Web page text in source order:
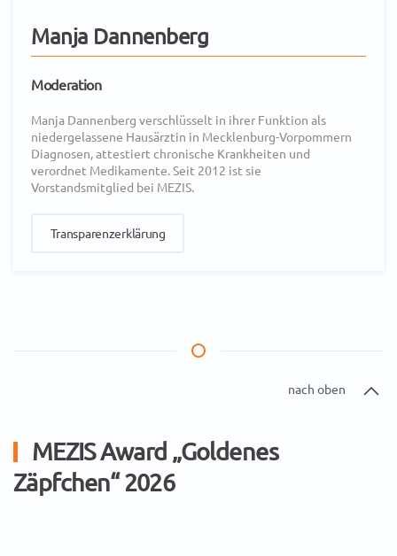
Manja Dannenberg
Moderation
Manja Dannenberg verschlüsselt in ihrer Funktion als
niedergelassene Hausärztin in Mecklenburg-Vorpommern
Diagnosen, attestiert chronische Krankheiten und
verordnet Medikamente. Seit 2012 ist sie
Vorstandsmitglied bei MEZIS.
Transparenzerklärung
nach oben
MEZIS Award „Goldenes
Zäpfchen“ 2026